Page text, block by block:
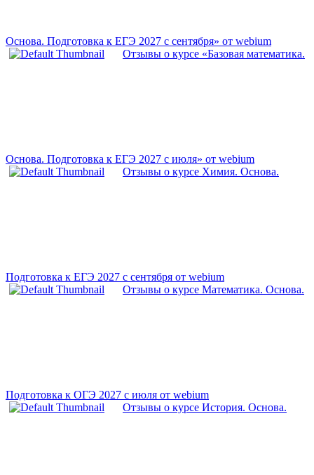
Основа. Подготовка к ЕГЭ 2027 с сентября» от webium
Отзывы о курсе «Базовая математика.
Основа. Подготовка к ЕГЭ 2027 с июля» от webium
Отзывы о курсе Химия. Основа.
Подготовка к ЕГЭ 2027 с сентября от webium
Отзывы о курсе Математика. Основа.
Подготовка к ОГЭ 2027 с июля от webium
Отзывы о курсе История. Основа.